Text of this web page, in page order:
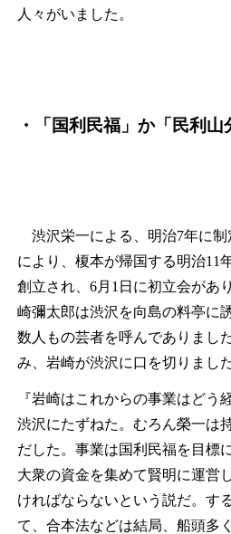
人々がいました。
・「国利民福」か「民利山
渋沢栄一による、明治7年に制
により、榎本が帰国する明治11
創立され、6月1日に初立会があ
崎彌太郎は渋沢を向島の料亭に
数人もの芸者を呼んでありまし
み、岩崎が渋沢に口を切りました
『岩崎はこれからの事業はどう
渋沢にたずねた。むろん榮一は
だした。事業は国利民福を目標
大衆の資金を集めて賢明に運営
ければならないという説だ。す
て、合本法などは結局、船頭多